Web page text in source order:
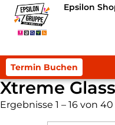
Epsilon
Termin Buchen
Xtreme Glass
Ergebnisse 1 – 16 von